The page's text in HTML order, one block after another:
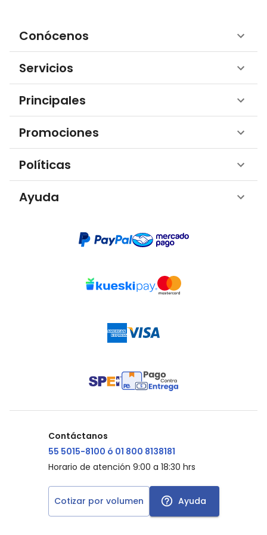
Conócenos
Servicios
Principales
Promociones
Políticas
Ayuda
Contáctanos
55 5015-8100 ó 01 800 8138181
Horario de atención 9:00 a 18:30 hrs
Cotizar por volumen Ayuda